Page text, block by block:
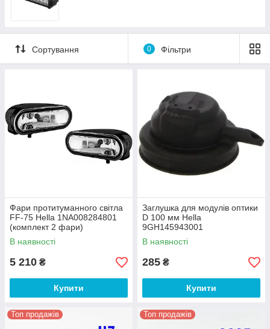
Сортування 0 Фільтри
Фари протитуманного світла
FF-75 Hella 1NA008284801
(комплект 2 фари)
В наявності
5 210 ₴
Купити
Заглушка для модулів оптики
D 100 мм Hella
9GH145943001
В наявності
285 ₴
Купити
Топ продажів Топ продажів